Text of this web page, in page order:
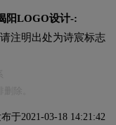
阳LOGO设计-:
注明出处为诗宸标志
于2021-03-18 14:21:42